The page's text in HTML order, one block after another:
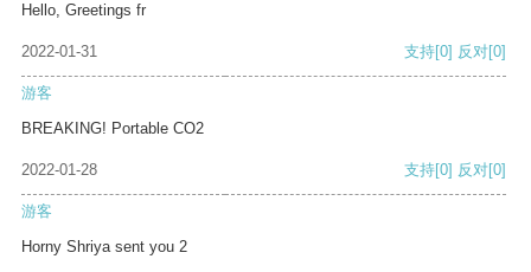
Hello, Greetings fr
2022-01-31 支持[0] 反对[0]
游客
BREAKING! Portable CO2
2022-01-28 支持[0] 反对[0]
游客
Horny Shriya sent you 2